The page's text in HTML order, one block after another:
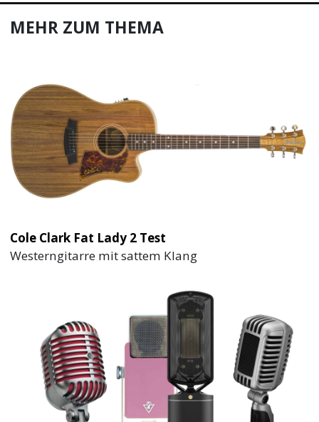
MEHR ZUM THEMA
Cole Clark Fat Lady 2 Test
Westerngitarre mit sattem Klang